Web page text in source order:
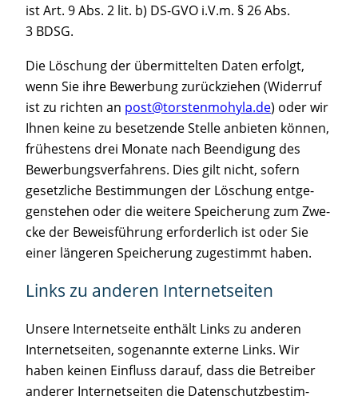
ist Art. 9 Abs. 2 lit. b) DS-GVO i.V.m. § 26 Abs.
3 BDSG.
Die Löschung der über­mit­tel­ten Daten erfolgt,
wenn Sie ihre Bewer­bung zurück­zie­hen (Wider­ruf
ist zu rich­ten an post@torstenmohyla.de) oder wir
Ihnen kei­ne zu beset­zen­de Stel­le anbie­ten kön­nen,
frü­hes­tens drei Mona­te nach Been­di­gung des
Bewer­bungs­ver­fah­rens. Dies gilt nicht, sofern
gesetz­li­che Bestim­mun­gen der Löschung ent­ge­
gen­ste­hen oder die wei­te­re Spei­che­rung zum Zwe­
cke der Beweis­füh­rung erfor­der­lich ist oder Sie
einer län­ge­ren Spei­che­rung zuge­stimmt haben.
Links zu ande­ren Internetseiten
Unse­re Inter­net­sei­te ent­hält Links zu ande­ren
Inter­net­sei­ten, soge­nann­te exter­ne Links. Wir
haben kei­nen Ein­fluss dar­auf, dass die Betrei­ber
ande­rer Inter­net­sei­ten die Daten­schutz­be­stim­